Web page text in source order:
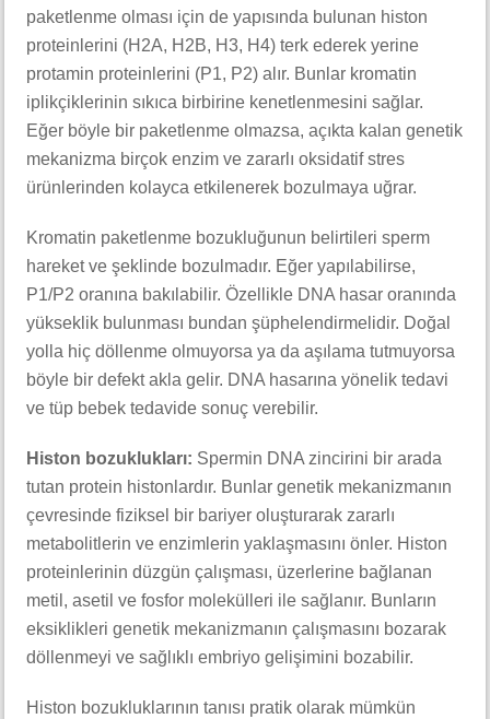
paketlenme olması için de yapısında bulunan histon
proteinlerini (H2A, H2B, H3, H4) terk ederek yerine
protamin proteinlerini (P1, P2) alır. Bunlar kromatin
iplikçiklerinin sıkıca birbirine kenetlenmesini sağlar.
Eğer böyle bir paketlenme olmazsa, açıkta kalan genetik
mekanizma birçok enzim ve zararlı oksidatif stres
ürünlerinden kolayca etkilenerek bozulmaya uğrar.
Kromatin paketlenme bozukluğunun belirtileri sperm
hareket ve şeklinde bozulmadır. Eğer yapılabilirse,
P1/P2 oranına bakılabilir. Özellikle DNA hasar oranında
yükseklik bulunması bundan şüphelendirmelidir. Doğal
yolla hiç döllenme olmuyorsa ya da aşılama tutmuyorsa
böyle bir defekt akla gelir. DNA hasarına yönelik tedavi
ve tüp bebek tedavide sonuç verebilir.
Histon bozuklukları: Spermin DNA zincirini bir arada
tutan protein histonlardır. Bunlar genetik mekanizmanın
çevresinde fiziksel bir bariyer oluşturarak zararlı
metabolitlerin ve enzimlerin yaklaşmasını önler. Histon
proteinlerinin düzgün çalışması, üzerlerine bağlanan
metil, asetil ve fosfor molekülleri ile sağlanır. Bunların
eksiklikleri genetik mekanizmanın çalışmasını bozarak
döllenmeyi ve sağlıklı embriyo gelişimini bozabilir.
Histon bozukluklarının tanısı pratik olarak mümkün